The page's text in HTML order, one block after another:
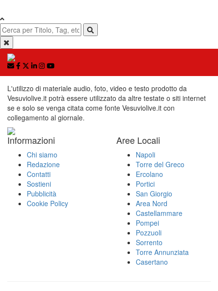
L'utilizzo di materiale audio, foto, video e testo prodotto da
Vesuviolive.it potrà essere utilizzato da altre testate o siti internet
se e solo se venga citata come fonte Vesuviolive.it con
collegamento al giornale.
Informazioni
Chi siamo
Redazione
Contatti
Sostieni
Pubblicità
Cookie Policy
Aree Locali
Napoli
Torre del Greco
Ercolano
Portici
San Giorgio
Area Nord
Castellammare
Pompei
Pozzuoli
Sorrento
Torre Annunziata
Casertano